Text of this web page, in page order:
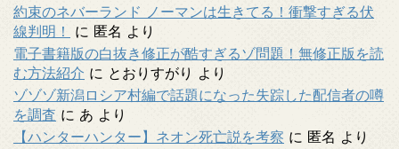
約束のネバーランド ノーマンは生きてる！衝撃すぎる伏
線判明！
に 匿名 より
電子書籍版の白抜き修正が酷すぎるゾ問題！無修正版を読
む方法紹介 に とおりすがり より
ゾゾゾ新潟ロシア村編で話題になった失踪した配信者の噂
を調査 に あ より
【ハンターハンター】ネオン死亡説を考察 に 匿名 より